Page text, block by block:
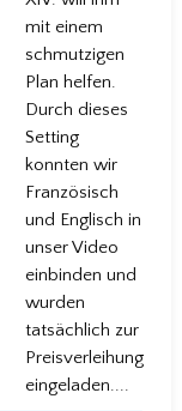
mit einem
schmutzigen
Plan helfen.
Durch dieses
Setting
konnten wir
Französisch
und Englisch in
unser Video
einbinden und
wurden
tatsächlich zur
Preisverleihung
eingeladen....